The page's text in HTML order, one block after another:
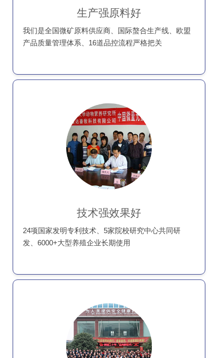
生产强原料好
我们是全国微矿原料供应商、国际螯合生产线、欧盟
产品质量管理体系、16道品控流程严格把关
技术强效果好
24项国家发明专利技术、5家院校研究中心共同研
发、6000+大型养殖企业长期使用